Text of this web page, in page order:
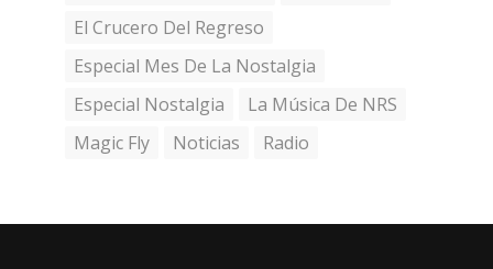
El Crucero Del Regreso
Especial Mes De La Nostalgia
Especial Nostalgia
La Música De NRS
Magic Fly
Noticias Radio